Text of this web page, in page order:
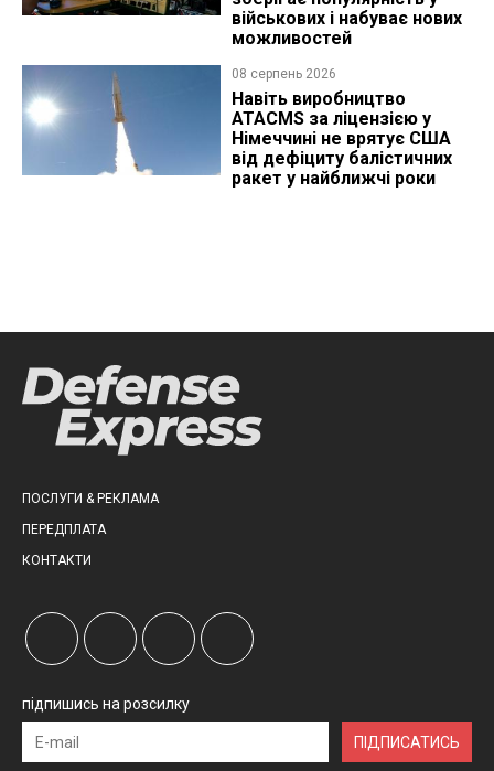
військових і набуває нових
можливостей
08 серпень 2026
Навіть виробництво
ATACMS за ліцензією у
Німеччині не врятує США
від дефіциту балістичних
ракет у найближчі роки
ПОСЛУГИ & РЕКЛАМА
ПЕРЕДПЛАТА
КОНТАКТИ
підпишись на розсилку
ПІДПИСАТИСЬ